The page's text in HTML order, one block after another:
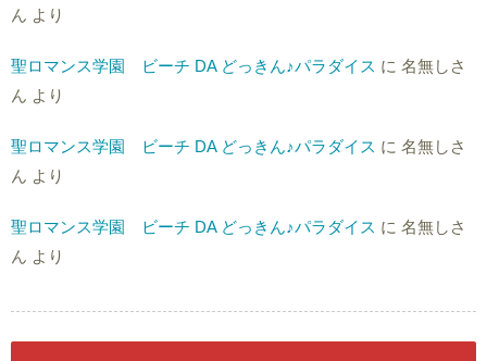
ん より
聖ロマンス学園 ビーチ DA どっきん♪パラダイス に 名無しさ
ん より
聖ロマンス学園 ビーチ DA どっきん♪パラダイス に 名無しさ
ん より
聖ロマンス学園 ビーチ DA どっきん♪パラダイス に 名無しさ
ん より